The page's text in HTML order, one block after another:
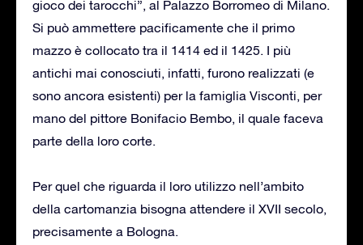
gioco dei tarocchi”, al Palazzo Borromeo di Milano.
Si può ammettere pacificamente che il primo
mazzo è collocato tra il 1414 ed il 1425. I più
antichi mai conosciuti, infatti, furono realizzati (e
sono ancora esistenti) per la famiglia Visconti, per
mano del pittore Bonifacio Bembo, il quale faceva
parte della loro corte.
Per quel che riguarda il loro utilizzo nell’ambito
della cartomanzia bisogna attendere il XVII secolo,
precisamente a Bologna.